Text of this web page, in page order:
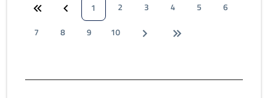
1 2 3 4 5
6
7
8 9 10